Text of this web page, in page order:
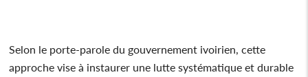
Selon le porte-parole du gouvernement ivoirien, cette
approche vise à instaurer une lutte systématique et durable